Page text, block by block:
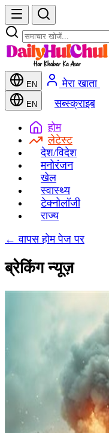
EN मेरा खाता
EN सब्स्क्राइब
होम
लेटेस्ट
देश/विदेश
मनोरंजन
खेल
स्वास्थ्य
टेक्नोलॉजी
राज्य
← वापस होम पेज पर
ब्रेकिंग न्यूज़